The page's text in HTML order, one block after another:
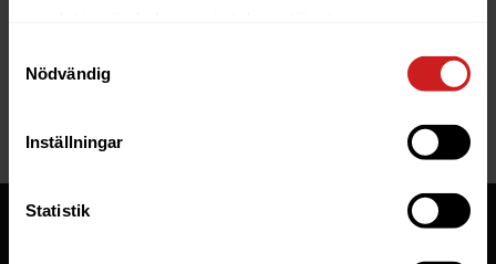
Nödvändig
Inställningar
Statistik
If you are the owner of this website or domain please
read
website to be suspended.